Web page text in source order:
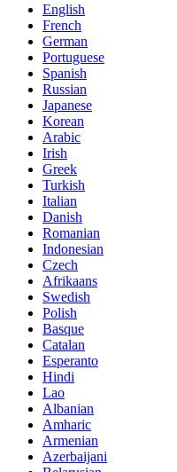
English
French
German
Portuguese
Spanish
Russian
Japanese
Korean
Arabic
Irish
Greek
Turkish
Italian
Danish
Romanian
Indonesian
Czech
Afrikaans
Swedish
Polish
Basque
Catalan
Esperanto
Hindi
Lao
Albanian
Amharic
Armenian
Azerbaijani